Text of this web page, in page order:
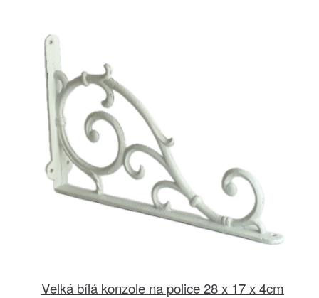
Velká bílá konzole na police 28 x 17 x 4cm